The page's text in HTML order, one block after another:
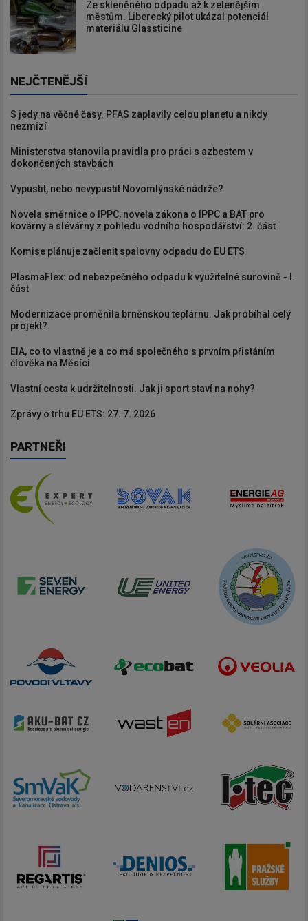
Ze skleněného odpadu až k zelenějším
městům. Liberecký pilot ukázal potenciál
materiálu Glassticine
NEJČTENĚJŠÍ
S jedy na věčné časy. PFAS zaplavily celou planetu a nikdy
nezmizí
Ministerstva stanovila pravidla pro práci s azbestem v
dokončených stavbách
Vypustit, nebo nevypustit Novomlýnské nádrže?
Novela směrnice o IPPC, novela zákona o IPPC a BAT pro
kovárny a slévárny z pohledu vodního hospodářství: 2. část
Komise plánuje začlenit spalovny odpadu do EU ETS
PlasmaFlex: od nebezpečného odpadu k využitelné surovině - I.
část
Modernizace proměnila brněnskou teplárnu. Jak probíhal celý
projekt?
EIA, co to vlastně je a co má společného s prvním přistáním
člověka na Měsíci
Vlastní cesta k udržitelnosti. Jak ji sport staví na nohy?
Zprávy o trhu EU ETS: 27. 7. 2026
PARTNEŘI